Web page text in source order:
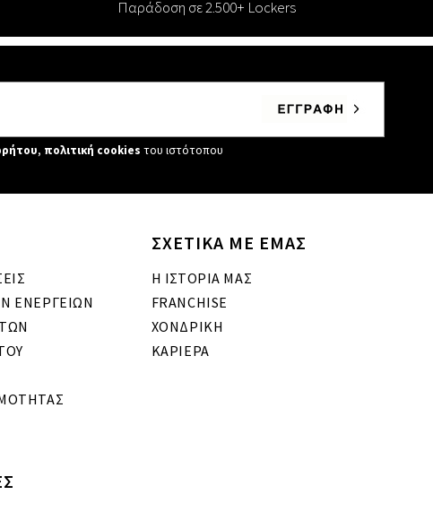
Παράδοση σε 2.500+ Lockers
, πολιτική cookies του ιστότοπου
ΕΝΕΡΓΕΙΩΝ
ΣΧΕΤΙΚΑ ΜΕ ΕΜΑΣ
Η ΙΣΤΟΡΙΑ ΜΑΣ
FRANCHISE
ΧΟΝΔΡΙΚΗ
ΚΑΡΙΕΡΑ